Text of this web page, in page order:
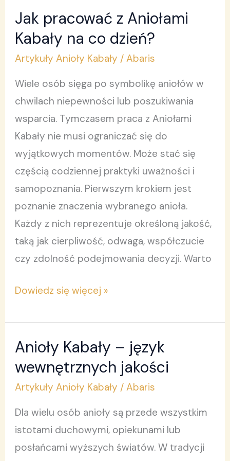
Jak pracować z Aniołami
Kabały na co dzień?
Artykuły Anioły Kabały /Abaris
Wiele osób sięga po symbolikę aniołów w
chwilach niepewności lub poszukiwania
wsparcia. Tymczasem praca z Aniołami
Kabały nie musi ograniczać się do
wyjątkowych momentów. Może stać się
częścią codziennej praktyki uważności i
samopoznania. Pierwszym krokiem jest
poznanie znaczenia wybranego anioła.
Każdy z nich reprezentuje określoną jakość,
taką jak cierpliwość, odwaga, współczucie
czy zdolność podejmowania decyzji. Warto
Jak
pracować
Kabały
na
co
dzień?
Dowiedz się więcej »
Anioły Kabały – język
wewnętrznych jakości
Artykuły Anioły Kabały /Abaris
Dla wielu osób anioły są przede wszystkim
istotami duchowymi, opiekunami lub
posłańcami wyższych światów. W tradycji
Anioły
Kabały
–
wewnętrznych
jakości